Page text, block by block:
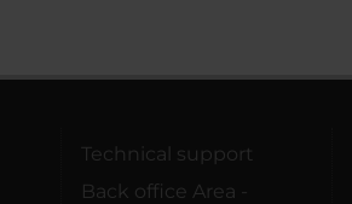
Technical support
Back office Area -